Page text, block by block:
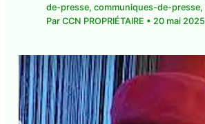
de-presse, communiques-de-presse,
Par CCN PROPRIÉTAIRE • 20 mai 2025